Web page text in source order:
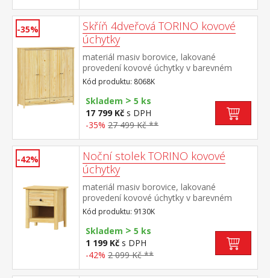
-35%
Skříň 4dveřová TORINO kovové
úchytky
materiál masiv borovice, lakované
provedení kovové úchytky v barevném
provedení černěná mosaz prostor dělený
na poloviny v levé polovině šatní tyč a
police na klobouky v pravé polovině 3
police ve spodní části 2 zásuvky s kovovými
pojezdy doporučený nástavec 8168K
Kód produktu: 8068K
Skladem > 5 ks
17 799 Kč s DPH
-35% 27 499 Kč **
-42%
Noční stolek TORINO kovové
úchytky
materiál masiv borovice, lakované
provedení kovové úchytky v barevném
provedení černěná mosaz jedna zásuvka s
kovovými pojezdy
Kód produktu: 9130K
Skladem > 5 ks
1 199 Kč s DPH
-42% 2 099 Kč **